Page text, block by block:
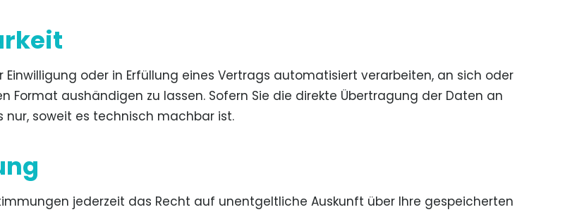
oder in Erfüllung eines Vertrags automatisiert verarbeiten, an sich oder
aushändigen zu lassen. Sofern Sie die direkte Übertragung der Daten an
soweit es technisch machbar ist.
jederzeit das Recht auf unentgeltliche Auskunft über Ihre gespeicherten